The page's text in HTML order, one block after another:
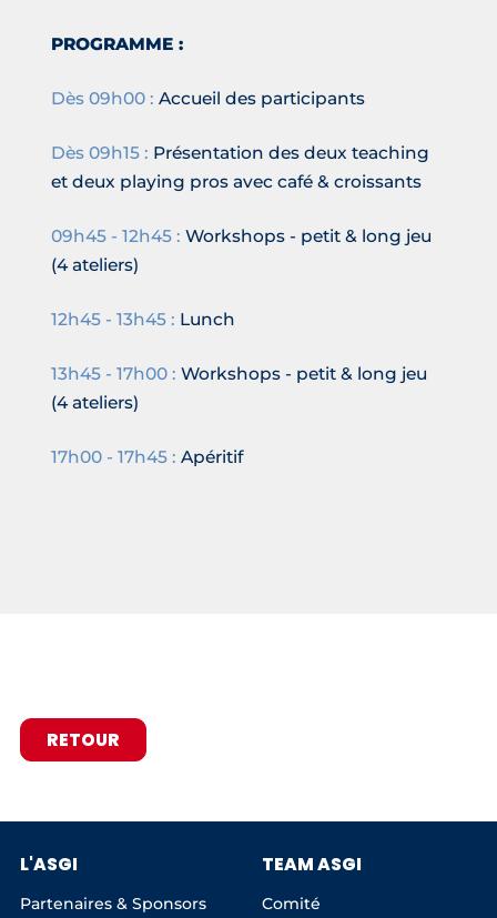
PROGRAMME :
Dès 09h00 :Accueil des participants
Dès 09h15 : Présentation des deux teaching
et deux playing pros avec café & croissants
09h45 - 12h45 : Workshops - petit & long jeu
(4 ateliers)
12h45 - 13h45 : Lunch
13h45 - 17h00 : Workshops - petit & long jeu
(4 ateliers)
17h00 - 17h45 : Apéritif
RETOUR
L'ASGI
Partenaires & Sponsors
TEAM ASGI
Comité